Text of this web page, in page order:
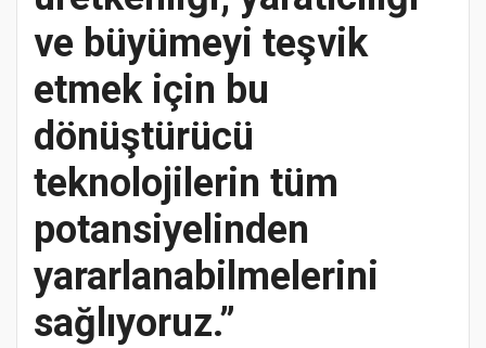
ve büyümeyi teşvik
etmek için bu
dönüştürücü
teknolojilerin tüm
potansiyelinden
yararlanabilmelerini
sağlıyoruz.”